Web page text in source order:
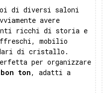
di diversi saloni
avere
ricchi di storia e
mobilio
di cristallo.
per organizzare
ton, adatti a